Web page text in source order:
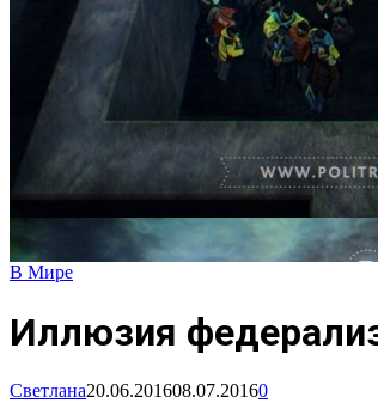
В Мире
Иллюзия
Светлана20.06.201608.07.20160